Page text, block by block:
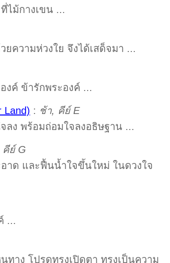
ไม้กางเขน ...
ความห่วงใย จึงได้เสด็จมา ...
งค์ ข้ารักพระองค์ ...
Land) : ช้า, คีย์ E
ลง พร้อมถ่อมใจลงอธิษฐาน ...
คีย์ G
าด และฟื้นน้ำใจขึ้นใหม่ ในดวงใจ
...
ทาง โปรดทรงเปิดตา ทรงเป็นความ